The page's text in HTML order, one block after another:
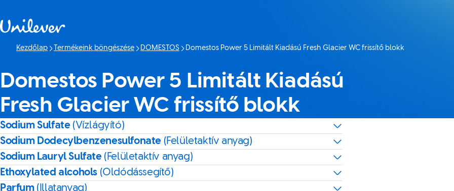
Kezdőlap Termékeink böngészése DOMESTOS
Jelenlegi oldal :
Domestos Power 5 Limitált Kiadású Fresh Glacier WC frissítő blokk
Domestos Power 5 Limitált Kiadású
Fresh Glacier WC frissítő blokk
Sodium Sulfate (Vízlágyító)
Sodium Dodecylbenzenesulfonate (Felületaktív anyag)
Sodium Lauryl Sulfate (Felületaktív anyag)
Ethoxylated alcohols (Oldódássegítő)
Parfum (Illatanyag)